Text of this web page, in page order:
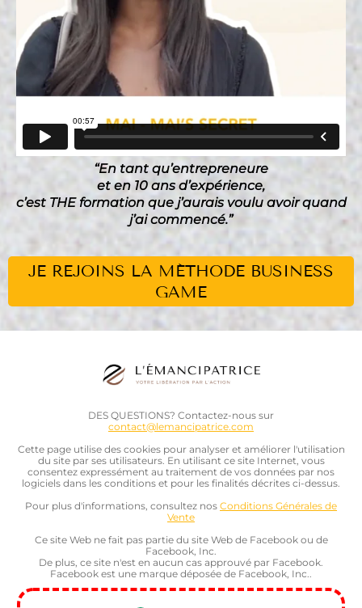
“En tant qu’entrepreneure
et en 10 ans d’expérience,
c’est THE formation que j’aurais voulu avoir quand
j’ai commencé.”
JE REJOINS LA MÉTHODE BUSINESS
GAME
DES QUESTIONS? Contactez-nous sur
contact@lemancipatrice.com
Cette page utilise des cookies pour analyser et améliorer l'utilisation
du site par ses utilisateurs. En utilisant ce site Internet, vous
consentez expressément au traitement de vos données par nos
logiciels dans les conditions et pour les finalités décrites ci-dessus.
Pour plus d'informations, consultez nos Conditions Générales de
Vente
Ce site Web ne fait pas partie du site Web de Facebook ou de
Facebook, Inc.
De plus, ce site n'est en aucun cas approuvé par Facebook.
Facebook est une marque déposée de Facebook, Inc..